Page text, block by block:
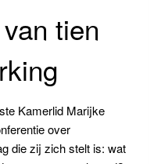
tien
Kamerlid Marijke
over
die zij zich stelt is: wat